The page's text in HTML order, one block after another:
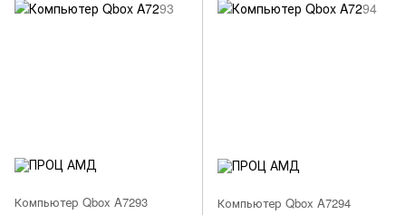
Компьютер Qbox A7293 Компьютер Qbox A7294